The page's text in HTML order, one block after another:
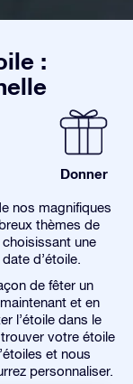
:
Donner
nos magnifiques
thèmes de
une
d’étoile.
de fêter un
et en
l’étoile dans le
votre étoile
et nous
personnaliser.